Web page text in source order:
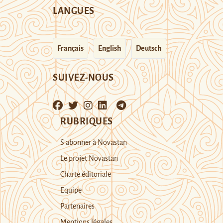
LANGUES
Français English Deutsch
SUIVEZ-NOUS
RUBRIQUES
S’abonner à Novastan
Le projet Novastan
Charte éditoriale
Equipe
Partenaires